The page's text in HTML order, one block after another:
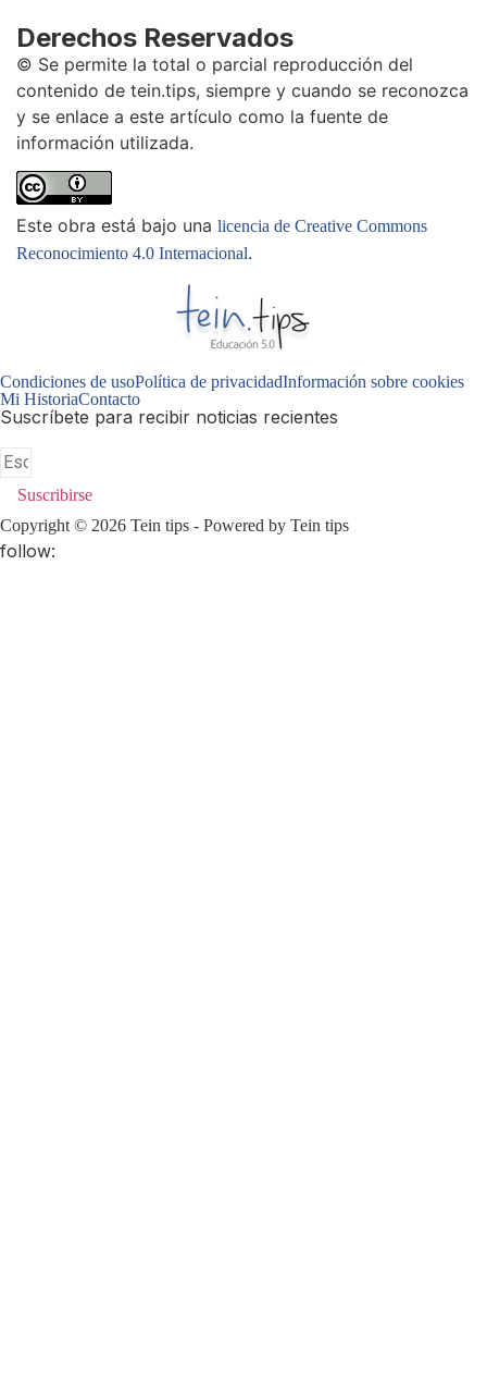
Derechos Reservados
© Se permite la total o parcial reproducción del
contenido de tein.tips, siempre y cuando se reconozca
y se enlace a este artículo como la fuente de
información utilizada.
Este obra está bajo una licencia de Creative Commons
Reconocimiento 4.0 Internacional.
Condiciones de usoPolítica de privacidadInformación sobre cookies
Mi HistoriaContacto
Suscríbete para recibir noticias recientes
Suscribirse
Copyright © 2026 Tein tips - Powered by Tein tips
follow: